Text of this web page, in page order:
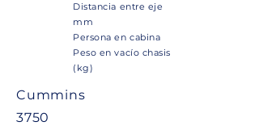
Distancia entre eje
mm
Persona en cabina
Peso en vacío chasis
(kg)
Cummins
3750